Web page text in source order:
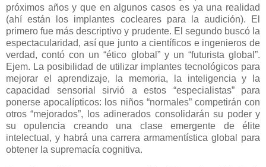
próximos años y que en algunos casos es ya una realidad
(ahí están los implantes cocleares para la audición). El
primero fue más descriptivo y prudente. El segundo buscó la
espectacularidad, así que junto a científicos e ingenieros de
verdad, contó con un “ético global” y un “futurista global”.
Ejem. La posibilidad de utilizar implantes tecnológicos para
mejorar el aprendizaje, la memoria, la inteligencia y la
capacidad sensorial sirvió a estos “especialistas” para
ponerse apocalípticos: los niños “normales” competirán con
otros “mejorados”, los adinerados consolidarán su poder y
su opulencia creando una clase emergente de élite
intelectual, y habrá una carrera armamentística global para
obtener la supremacía cognitiva.